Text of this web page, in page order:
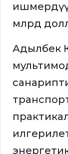
млрд
Адылбек